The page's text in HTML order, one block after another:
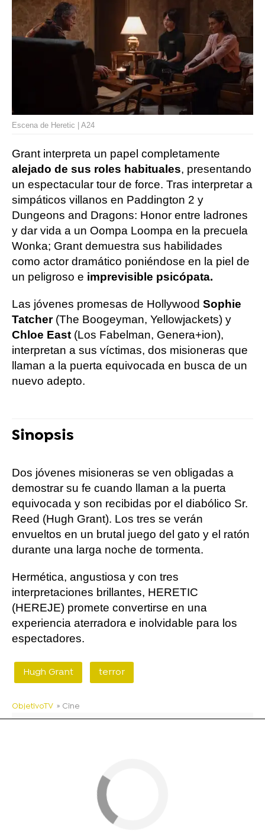
Escena de Heretic | A24
Grant interpreta un papel completamente
alejado de sus roles habituales, presentando
un espectacular tour de force. Tras interpretar a
simpáticos villanos en Paddington 2 y
Dungeons and Dragons: Honor entre ladrones
y dar vida a un Oompa Loompa en la precuela
Wonka; Grant demuestra sus habilidades
como actor dramático poniéndose en la piel de
un peligroso e imprevisible psicópata.
Las jóvenes promesas de Hollywood Sophie
Tatcher(The Boogeyman, Yellowjackets) y
Chloe East (Los Fabelman, Genera+ion),
interpretan a sus víctimas, dos misioneras que
llaman a la puerta equivocada en busca de un
nuevo adepto.
Sinopsis
Dos jóvenes misioneras se ven obligadas a
demostrar su fe cuando llaman a la puerta
equivocada y son recibidas por el diabólico Sr.
Reed (Hugh Grant). Los tres se verán
envueltos en un brutal juego del gato y el ratón
durante una larga noche de tormenta.
Hermética, angustiosa y con tres
interpretaciones brillantes, HERETIC
(HEREJE) promete convertirse en una
experiencia aterradora e inolvidable para los
espectadores.
Hugh Grant terror
ObjetivoTV » Cine